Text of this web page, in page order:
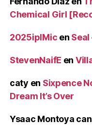
Chemical Girl
2025iplMic en Seal
StevenNaifE en
caty en Sixpence
Dream It’s Over
Ysaac Montoya